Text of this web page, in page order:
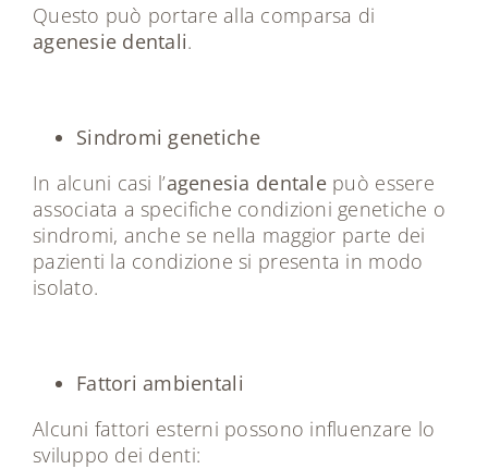
Questo può portare alla comparsa di
agenesie dentali.
Sindromi genetiche
In alcuni casi l’agenesia dentalepuò essere
associata a specifiche condizioni genetiche o
sindromi, anche se nella maggior parte dei
pazienti la condizione si presenta in modo
isolato.
Fattori ambientali
Alcuni fattori esterni possono influenzare lo
sviluppo dei denti: